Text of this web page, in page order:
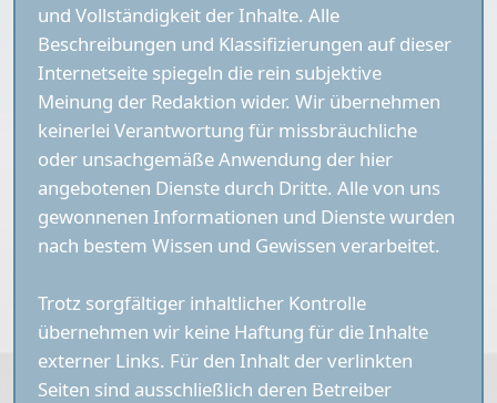
und Vollständigkeit der Inhalte. Alle
Beschreibungen und Klassifizierungen auf dieser
Internetseite spiegeln die rein subjektive
Meinung der Redaktion wider. Wir übernehmen
keinerlei Verantwortung für missbräuchliche
oder unsachgemäße Anwendung der hier
angebotenen Dienste durch Dritte. Alle von uns
gewonnenen Informationen und Dienste wurden
nach bestem Wissen und Gewissen verarbeitet.
Trotz sorgfältiger inhaltlicher Kontrolle
übernehmen wir keine Haftung für die Inhalte
externer Links. Für den Inhalt der verlinkten
Seiten sind ausschließlich deren Betreiber